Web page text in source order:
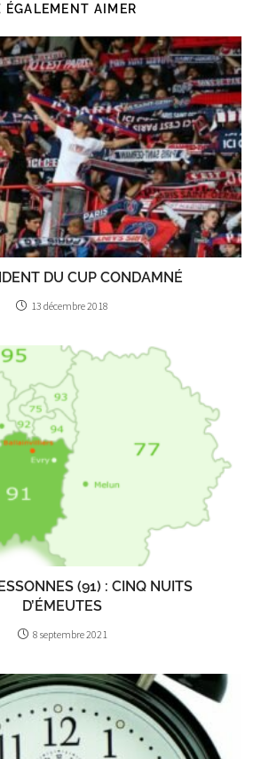
ÉGALEMENT AIMER
DU CUP CONDAMNÉ
13 décembre 2018
(91) : CINQ NUITS
D’ÉMEUTES
8 septembre 2021